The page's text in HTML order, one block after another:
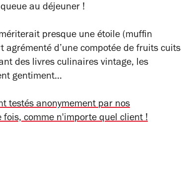
au déjeuner !
presque une étoile (muffin
d’une compotée de fruits cuits
des livres culinaires vintage, les
gentiment…
testés anonymement par nos
comme n'importe quel client !